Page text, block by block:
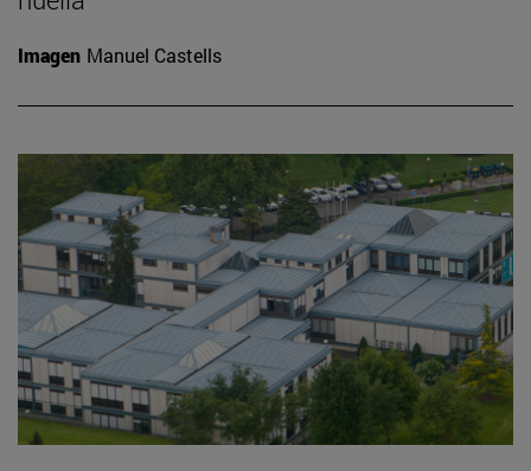
Imagen Manuel Castells